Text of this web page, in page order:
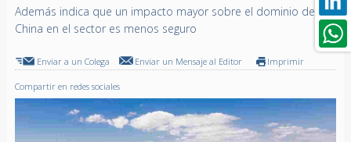
Además indica que un impacto mayor sobre el dominio de
China en el sector es menos seguro
Enviar a un Colega Enviar un Mensaje al Editor Imprimir
Compartir en redes sociales